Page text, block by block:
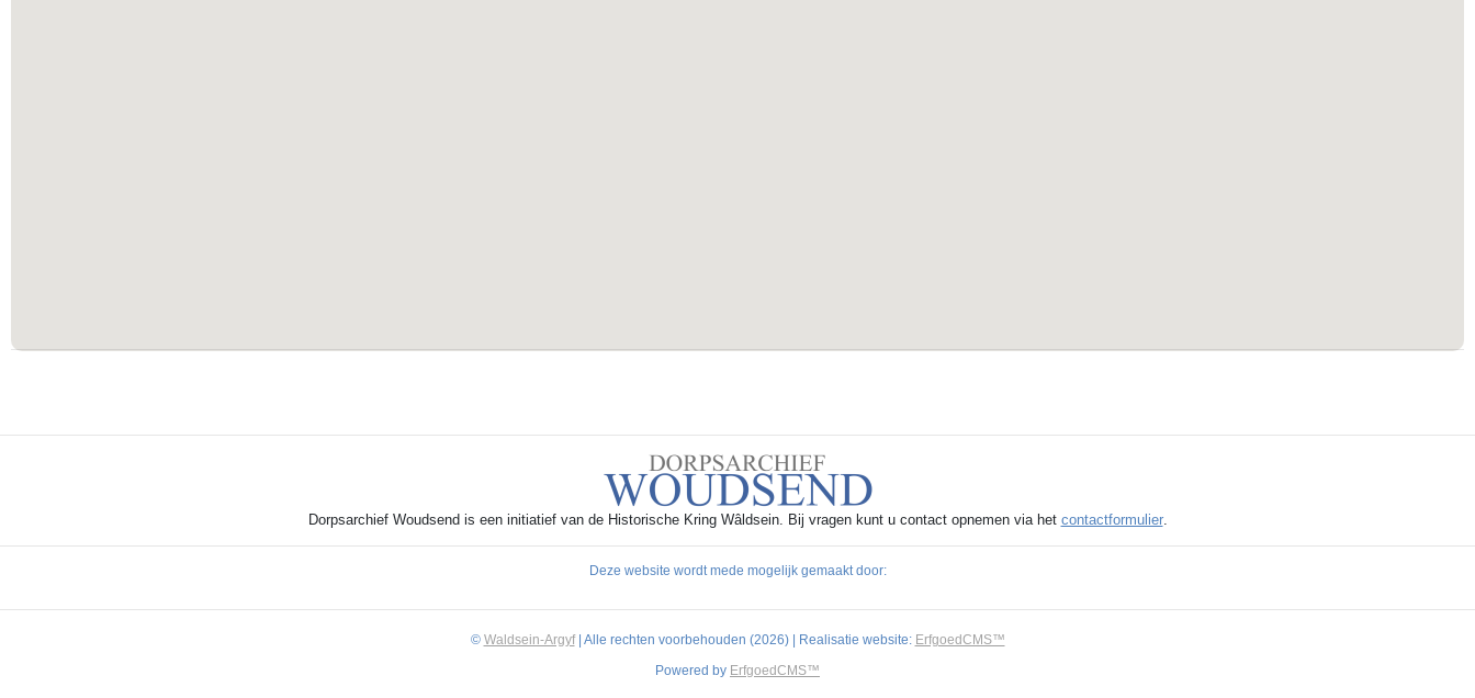
Dorpsarchief Woudsend is een initiatief van de Historische Kring Wâldsein. Bij vragen kunt u contact opnemen via het contactformulier.
Deze website wordt mede mogelijk gemaakt door:
© Waldsein-Argyf| Alle rechten voorbehouden (2026) | Realisatie website: ErfgoedCMS™
Powered by ErfgoedCMS™